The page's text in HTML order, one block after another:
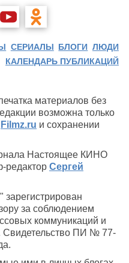
СЕРИАЛЫ БЛОГИ ЛЮДИ
КАЛЕНДАРЬ ПУБЛИКАЦИЙ
материалов без
возможна только
Filmz.ru и сохранении
Настоящее КИНО
редактор Сергей
за соблюдением
коммуникаций и
Свидетельство ПИ № 77-